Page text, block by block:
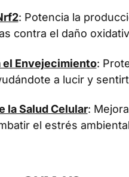
: Potencia la
contra el daño
el Envejecimiento:
a lucir y
la Salud Celular:
el estrés